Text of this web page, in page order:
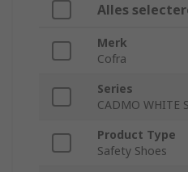
Alles
Merk
Cofra
Series
CADMO WHITE
Product Type
Safety Shoes